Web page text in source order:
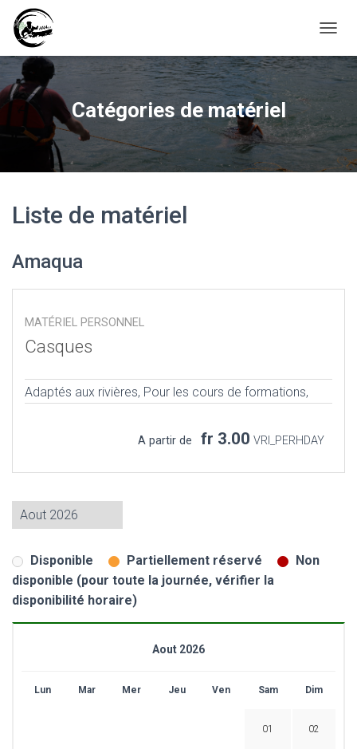
É
P
I
E
R
Catégories de matériel
Liste de matériel
Amaqua
MATÉRIEL PERSONNEL
Casques
Adaptés aux rivières, Pour les cours de formations,
A partir de fr 3.00 VRI_PERHDAY
Disponible Partiellement réservé
Non
disponible (pour toute la journée, vérifier la
disponibilité horaire)
Aout 2026
Lun Mar Mer Jeu Ven Sam Dim
01 02